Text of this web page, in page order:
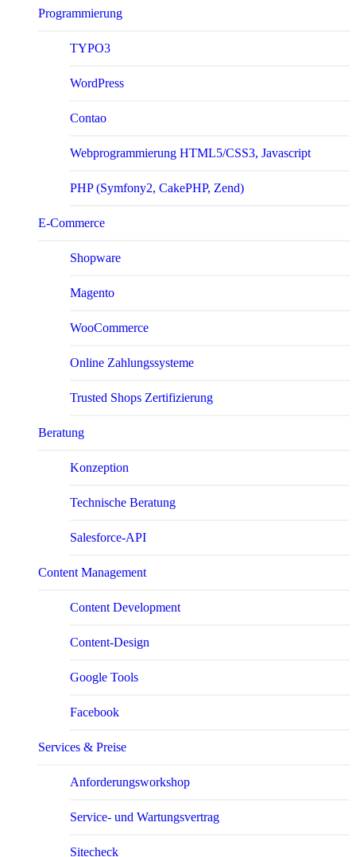
Program­mierung
TYPO3
WordPress
Contao
Webprogrammierung HTML5/CSS3, Javascript
PHP (Symfony2, CakePHP, Zend)
E-Com­merce
Shopware
Magento
WooCommerce
Online Zahlungssysteme
Trusted Shops Zertifizierung
Beratung
Konzeption
Technische Beratung
Salesforce-API
Content Management
Content Development
Content-Design
Google Tools
Facebook
Services & Preise
Anforderungsworkshop
Service- und Wartungsvertrag
Sitecheck